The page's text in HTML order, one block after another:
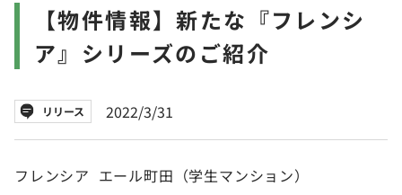
【物件情報】新たな『フレンシ
ア』シリーズのご紹介
リリース 2022/3/31
フレンシア エール町田（学生マンション）